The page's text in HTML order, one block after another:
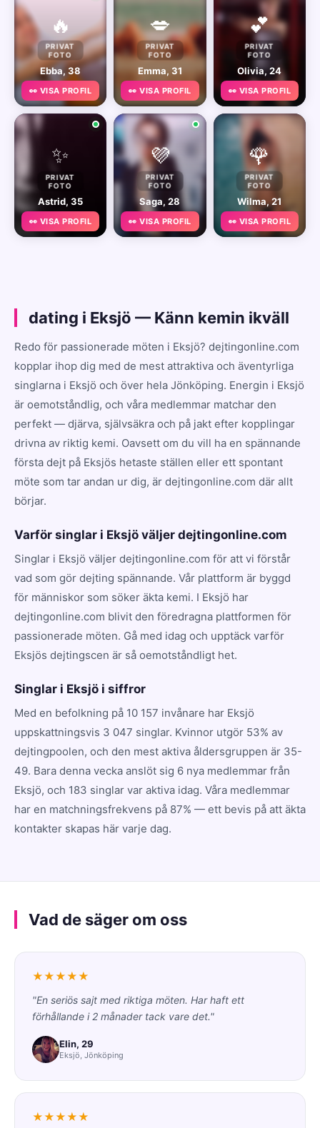
🔥
PRIVAT
FOTO
Ebba, 38
👀 VISA PROFIL
💋
PRIVAT
FOTO
Emma, 31
👀 VISA PROFIL
💕
PRIVAT
FOTO
Olivia, 24
👀 VISA PROFIL
✨
PRIVAT
FOTO
Astrid, 35
👀 VISA PROFIL
💜
PRIVAT
FOTO
Saga, 28
👀 VISA PROFIL
🌹
PRIVAT
FOTO
Wilma, 21
👀 VISA PROFIL
dating i Eksjö — Känn kemin ikväll
Redo för passionerade möten i Eksjö? dejtingonline.com
kopplar ihop dig med de mest attraktiva och äventyrliga
singlarna i Eksjö och över hela Jönköping. Energin i Eksjö
är oemotståndlig, och våra medlemmar matchar den
perfekt — djärva, självsäkra och på jakt efter kopplingar
drivna av riktig kemi. Oavsett om du vill ha en spännande
första dejt på Eksjös hetaste ställen eller ett spontant
möte som tar andan ur dig, är dejtingonline.com där allt
börjar.
Varför singlar i Eksjö väljer dejtingonline.com
Singlar i Eksjö väljer dejtingonline.com för att vi förstår
vad som gör dejting spännande. Vår plattform är byggd
för människor som söker äkta kemi. I Eksjö har
dejtingonline.com blivit den föredragna plattformen för
passionerade möten. Gå med idag och upptäck varför
Eksjös dejtingscen är så oemotståndligt het.
Singlar i Eksjö i siffror
Med en befolkning på 10 157 invånare har Eksjö
uppskattningsvis 3 047 singlar. Kvinnor utgör 53% av
dejtingpoolen, och den mest aktiva åldersgruppen är 35-
49. Bara denna vecka anslöt sig 6 nya medlemmar från
Eksjö, och 183 singlar var aktiva idag. Våra medlemmar
har en matchningsfrekvens på 87% — ett bevis på att äkta
kontakter skapas här varje dag.
Vad de säger om oss
★★★★★
"En seriös sajt med riktiga möten. Har haft ett
förhållande i 2 månader tack vare det."
Elin, 29
Eksjö, Jönköping
★★★★★